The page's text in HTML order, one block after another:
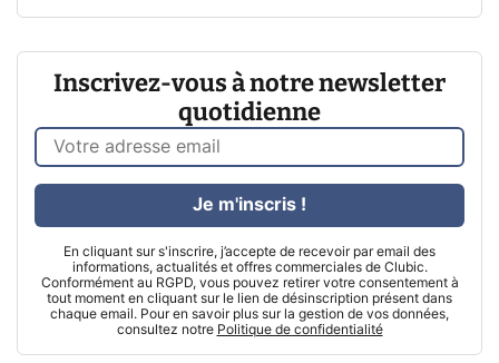
Inscrivez-vous à notre newsletter
quotidienne
En cliquant sur s'inscrire, j’accepte de recevoir par email des
informations, actualités et offres commerciales de Clubic.
Conformément au RGPD, vous pouvez retirer votre consentement à
tout moment en cliquant sur le lien de désinscription présent dans
chaque email. Pour en savoir plus sur la gestion de vos données,
consultez notre Politique de confidentialité
Je m'inscris !